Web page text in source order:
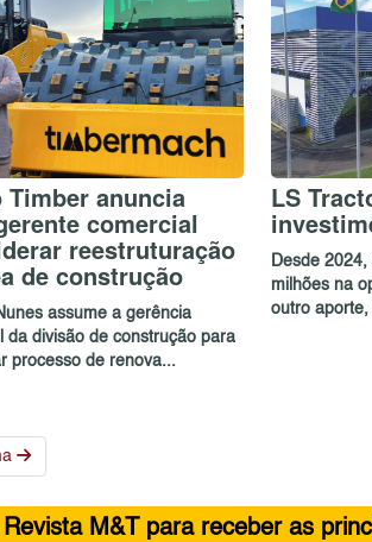
Timber anuncia
comercial
reestruturação
de construção
assume a gerência
da divisão de construção para
processo de renova...
LS
Desde
milhões na
outro
M&T para receber as